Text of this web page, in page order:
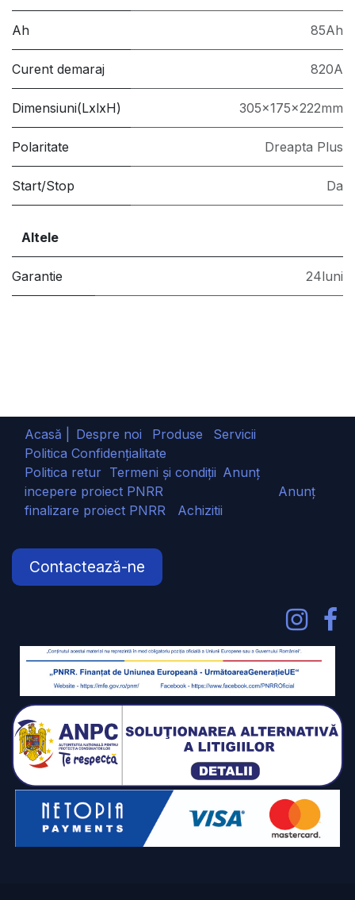
Ah 85Ah
Curent demaraj 820A
Dimensiuni(LxlxH) 305x175x222mm
Polaritate Dreapta Plus
Start/Stop Da
Altele
Garantie 24luni
Acasă | Despre noi Produse
Servicii
Politica Confidențialitate
Politica retur Termeni și condiții Anunț
incepere proiect PNRR
Anunț
finalizare proiect PNRR Achizitii
Contactează-ne